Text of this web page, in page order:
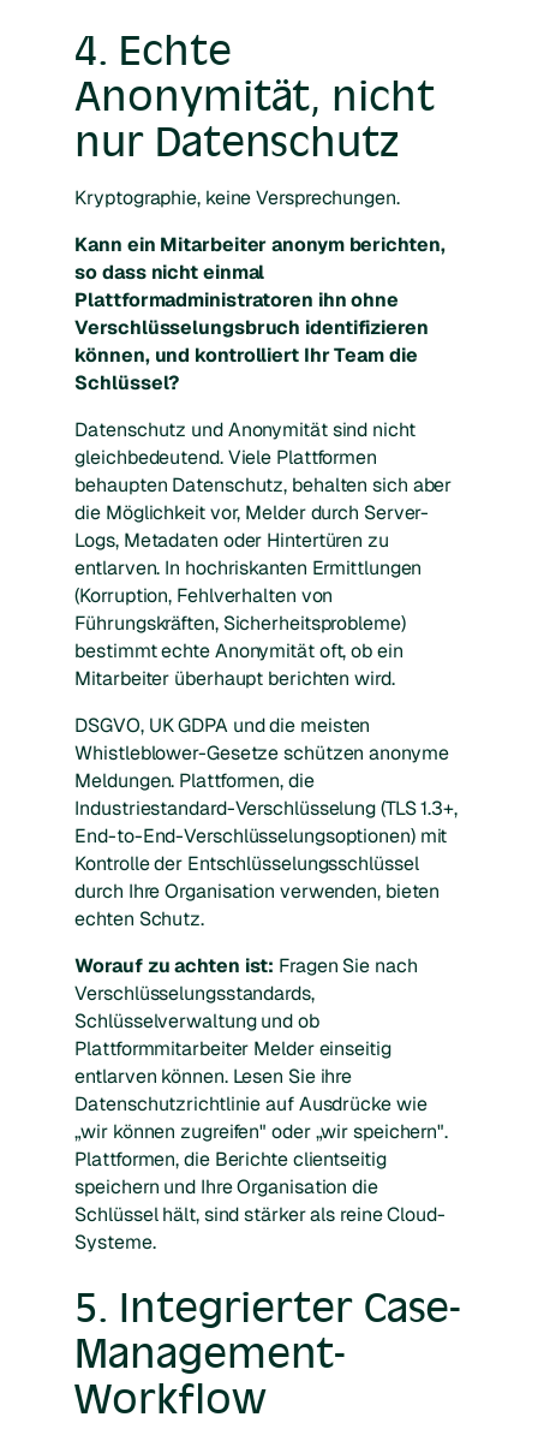
4. Echte
Anonymität, nicht
nur Datenschutz
Kryptographie, keine Versprechungen.
Kann ein Mitarbeiter anonym berichten,
so dass nicht einmal
Plattformadministratoren ihn ohne
Verschlüsselungsbruch identifizieren
können, und kontrolliert Ihr Team die
Schlüssel?
Datenschutz und Anonymität sind nicht
gleichbedeutend. Viele Plattformen
behaupten Datenschutz, behalten sich aber
die Möglichkeit vor, Melder durch Server-
Logs, Metadaten oder Hintertüren zu
entlarven. In hochriskanten Ermittlungen
(Korruption, Fehlverhalten von
Führungskräften, Sicherheitsprobleme)
bestimmt echte Anonymität oft, ob ein
Mitarbeiter überhaupt berichten wird.
DSGVO, UK GDPA und die meisten
Whistleblower-Gesetze schützen anonyme
Meldungen. Plattformen, die
Industriestandard-Verschlüsselung (TLS 1.3+,
End-to-End-Verschlüsselungsoptionen) mit
Kontrolle der Entschlüsselungsschlüssel
durch Ihre Organisation verwenden, bieten
echten Schutz.
Worauf zu achten ist: Fragen Sie nach
Verschlüsselungsstandards,
Schlüsselverwaltung und ob
Plattformmitarbeiter Melder einseitig
entlarven können. Lesen Sie ihre
Datenschutzrichtlinie auf Ausdrücke wie
„wir können zugreifen" oder „wir speichern".
Plattformen, die Berichte clientseitig
speichern und Ihre Organisation die
Schlüssel hält, sind stärker als reine Cloud-
Systeme.
5. Integrierter Case-
Management-
Workflow